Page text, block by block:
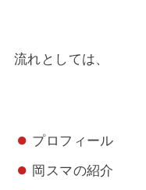
流れとしては、
プロフィール
岡スマの紹介